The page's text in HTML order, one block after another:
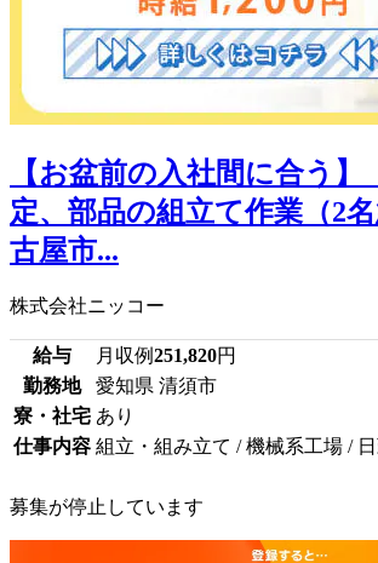
【お盆前の入社間に合う】
定、部品の組立て作業（2
古屋市...
株式会社ニッコー
給与 月収例251,820円
勤務地
愛知県 清須市
寮・社宅 あり
仕事内容 組立・組み立て / 機械系工場 /
募集が停止しています